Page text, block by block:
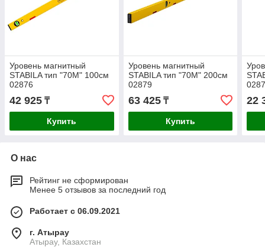
Уровень магнитный
STABILA тип "70М" 100см
02876
42 925 ₸
Купить
Уровень магнитный
STABILA тип "70М" 200см
02879
63 425₸
Купить
22
О нас
Рейтинг не сформирован
Менее 5 отзывов за последний год
Работает с 06.09.2021
г. Атырау
Атырау, Казахстан